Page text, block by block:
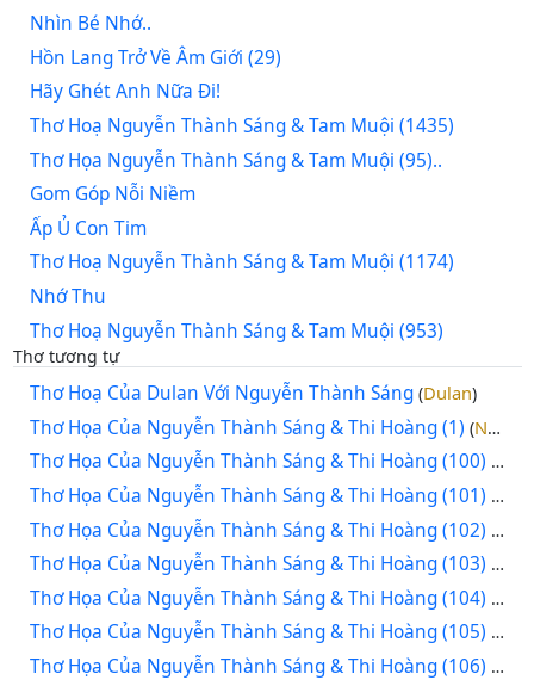
Nhìn Bé Nhớ..
Hồn Lang Trở Về Âm Giới (29)
Hãy Ghét Anh Nữa Đi!
Thơ Hoạ Nguyễn Thành Sáng & Tam Muội (1435)
Thơ Họa Nguyễn Thành Sáng & Tam Muội (95)..
Gom Góp Nỗi Niềm
Ấp Ủ Con Tim
Thơ Hoạ Nguyễn Thành Sáng & Tam Muội (1174)
Nhớ Thu
Thơ Hoạ Nguyễn Thành Sáng & Tam Muội (953)
Thơ tương tự
Thơ Hoạ Của Dulan Với Nguyễn Thành Sáng(Dulan)
Thơ Họa Của Nguyễn Thành Sáng & Thi Hoàng (1) (Nguyễn Thành Sáng
Thơ Họa Của Nguyễn Thành Sáng & Thi Hoàng (100)
Thơ Họa Của Nguyễn Thành Sáng & Thi Hoàng (101)
Thơ Họa Của Nguyễn Thành Sáng & Thi Hoàng (102)
Thơ Họa Của Nguyễn Thành Sáng & Thi Hoàng (103)
Thơ Họa Của Nguyễn Thành Sáng & Thi Hoàng (104)
Thơ Họa Của Nguyễn Thành Sáng & Thi Hoàng (105)
Thơ Họa Của Nguyễn Thành Sáng & Thi Hoàng (106)